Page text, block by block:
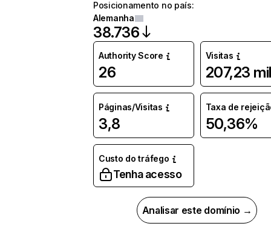
Posicionamento no país:
Alemanha
38.736
Authority Score
26
Visitas
207,23 mil
Páginas/Visitas
3,8
Taxa de
50,36%
Custo do tráfego
Tenha acesso
Analisar este domínio →